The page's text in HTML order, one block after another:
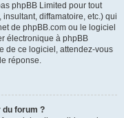
phpBB Limited pour tout
diffamatoire, etc.) qui
de phpBB.com ou le logiciel
électronique à phpBB
de ce logiciel, attendez-vous
réponse.
forum ?